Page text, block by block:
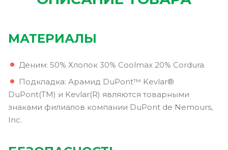
МАТЕРИАЛЫ
Деним: 50% Хлопок 30% Coolmax 20% Cordura
Подкладка: Арамид DuPont™ Kevlar®
DuPont(TM) и Kevlar(R) являются товарными
знаками филиалов компании DuPont de Nemours,
Inc.